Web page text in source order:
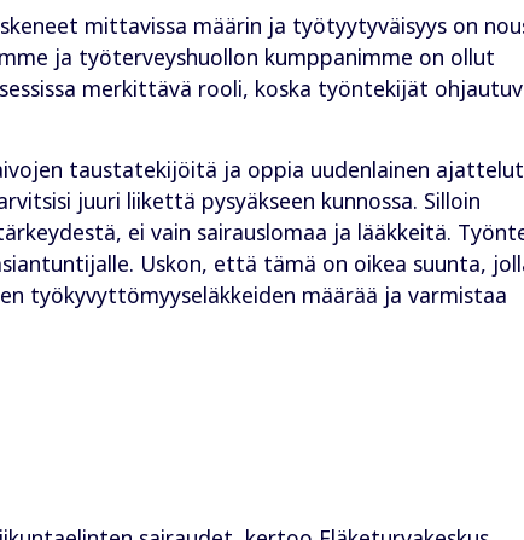
mittavissa määrin ja työtyytyväisyys on
ja työterveyshuollon kumppanimme on ollut
merkittävä rooli, koska työntekijät
taustatekijöitä ja oppia uudenlainen
juuri liikettä pysyäkseen kunnossa. Silloin
ei vain sairauslomaa ja lääkkeitä.
Uskon, että tämä on oikea suunta,
työkyvyttömyyseläkkeiden määrää ja varmistaa